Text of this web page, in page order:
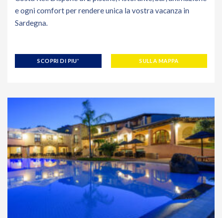
e ogni comfort per rendere unica la vostra vacanza in
Sardegna.
SCOPRI DI PIU' SULLA MAPPA